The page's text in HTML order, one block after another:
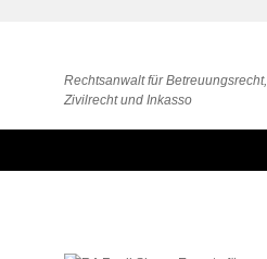
Rechtsanwalt für Betreuungsrecht,
Zivilrecht und Inkasso